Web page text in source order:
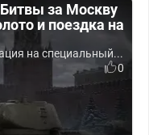
за Москву
и поездка на
на специальный...
0